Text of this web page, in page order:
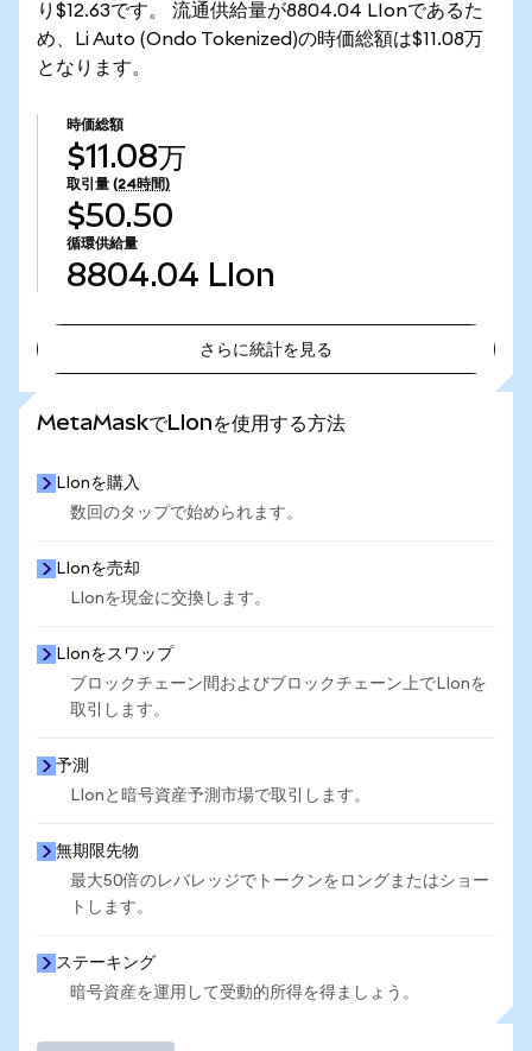
り$12.63です。 流通供給量が8804.04 LIonであるた
め、Li Auto (Ondo Tokenized)の時価総額は$11.08万
となります。
時価総額
$11.08万
取引量 (24時間)
$50.50
循環供給量
8804.04 LIon
さらに統計を見る
MetaMaskでLIonを使用する方法
LIonを購入
数回のタップで始められます。
LIonを売却
LIonを現金に交換します。
LIonをスワップ
ブロックチェーン間およびブロックチェーン上でLIonを
取引します。
予測
LIonと暗号資産予測市場で取引します。
無期限先物
最大50倍のレバレッジでトークンをロングまたはショー
トします。
ステーキング
暗号資産を運用して受動的所得を得ましょう。